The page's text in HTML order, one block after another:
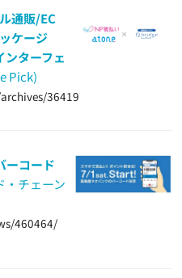
通販/EC
ケージ
ンターフェ
Pick)
36419
ーコード
・チェーン
460464/